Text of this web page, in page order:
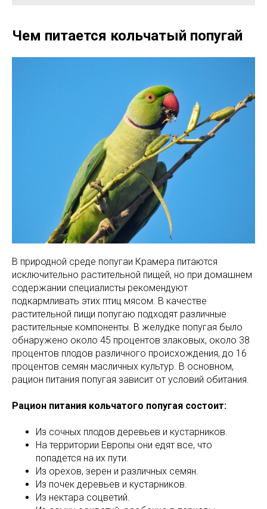
Чем питается кольчатый попугай
В природной среде попугаи Крамера питаются
исключительно растительной пищей, но при домашнем
содержании специалисты рекомендуют
подкармливать этих птиц мясом. В качестве
растительной пищи попугаю подходят различные
растительные компоненты. В желудке попугая было
обнаружено около 45 процентов злаковых, около 38
процентов плодов различного происхождения, до 16
процентов семян масличных культур. В основном,
рацион питания попугая зависит от условий обитания.
Рацион питания кольчатого попугая состоит:
Из сочных плодов деревьев и кустарников.
На территории Европы они едят все, что
попадется на их пути.
Из орехов, зерен и различных семян.
Из почек деревьев и кустарников.
Из нектара соцветий.